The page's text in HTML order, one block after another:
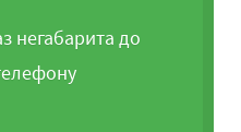
негабарита до